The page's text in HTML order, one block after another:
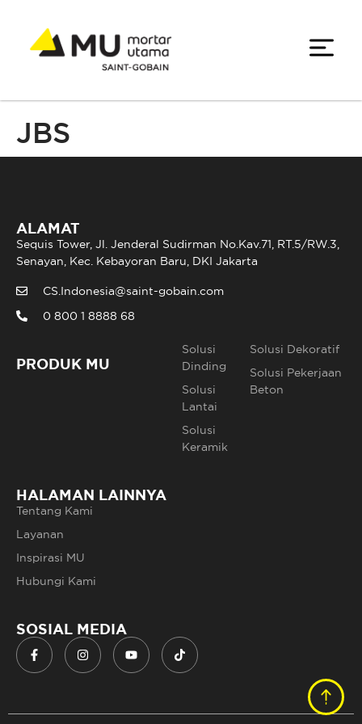
JBS
ALAMAT
Sequis Tower, Jl. Jenderal Sudirman No.Kav.71, RT.5/RW.3,
Senayan, Kec. Kebayoran Baru, DKI Jakarta
CS.Indonesia@saint-gobain.com
0 800 1 8888 68
PRODUK MU
Solusi
Dinding
Solusi
Lantai
Solusi
Keramik
Solusi Dekoratif
Solusi Pekerjaan
Beton
HALAMAN LAINNYA
Tentang Kami
Layanan
Inspirasi MU
Hubungi Kami
SOSIAL MEDIA